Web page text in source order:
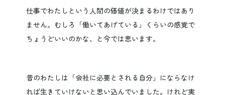
仕事でわたしという人間の価値が決まるわけではあり
ません。むしろ「働いてあげている」くらいの感覚で
ちょうどいいのかな、と今では思います。
昔のわたしは「会社に必要とされる自分」にならなけ
れば生きていけないと思い込んでいました。けれど実